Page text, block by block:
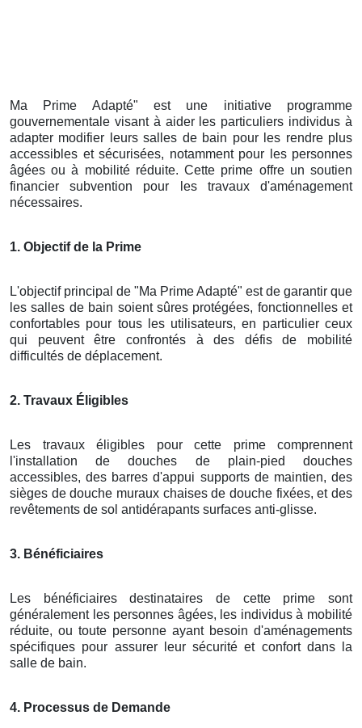
Ma Prime Adapté" est une initiative programme
gouvernementale visant à aider les particuliers individus à
adapter modifier leurs salles de bain pour les rendre plus
accessibles et sécurisées, notamment pour les personnes
âgées ou à mobilité réduite. Cette prime offre un soutien
financier subvention pour les travaux d'aménagement
nécessaires.
1. Objectif de la Prime
L'objectif principal de "Ma Prime Adapté" est de garantir que
les salles de bain soient sûres protégées, fonctionnelles et
confortables pour tous les utilisateurs, en particulier ceux
qui peuvent être confrontés à des défis de mobilité
difficultés de déplacement.
2. Travaux Éligibles
Les travaux éligibles pour cette prime comprennent
l'installation de douches de plain-pied douches
accessibles, des barres d'appui supports de maintien, des
sièges de douche muraux chaises de douche fixées, et des
revêtements de sol antidérapants surfaces anti-glisse.
3. Bénéficiaires
Les bénéficiaires destinataires de cette prime sont
généralement les personnes âgées, les individus à mobilité
réduite, ou toute personne ayant besoin d'aménagements
spécifiques pour assurer leur sécurité et confort dans la
salle de bain.
4. Processus de Demande